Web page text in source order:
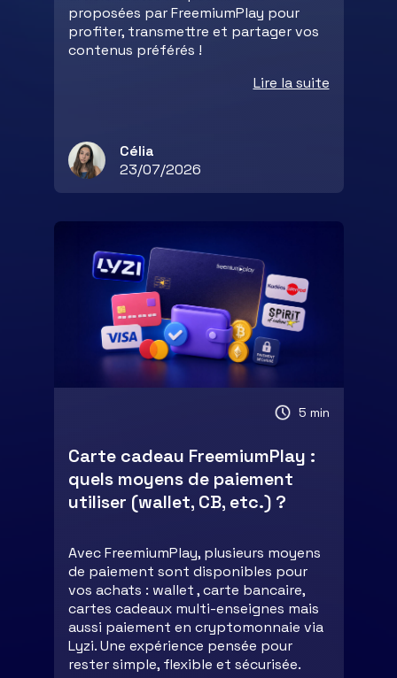
proposées par FreemiumPlay pour
profiter, transmettre et partager vos
contenus préférés !
Lire la suite
Célia
23/07/2026
5 min
Carte cadeau FreemiumPlay :
quels moyens de paiement
utiliser (wallet, CB, etc.) ?
Avec FreemiumPlay, plusieurs moyens
de paiement sont disponibles pour
vos achats : wallet , carte bancaire,
cartes cadeaux multi-enseignes mais
aussi paiement en cryptomonnaie via
Lyzi. Une expérience pensée pour
rester simple, flexible et sécurisée.